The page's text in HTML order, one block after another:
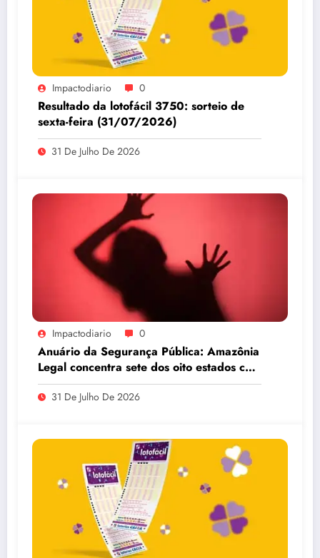
Impactodiario 0
Resultado da lotofácil 3750: sorteio de
sexta-feira (31/07/2026)
31 De Julho De 2026
Impactodiario 0
Anuário da Segurança Pública: Amazônia
Legal concentra sete dos oito estados com
maiores taxas de estupro do país
31 De Julho De 2026